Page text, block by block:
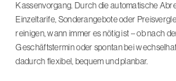
Kassenvorgang. Durch die automatische
Einzeltarife, Sonderangebote oder
reinigen, wann immer es nötig ist – ob nach
Geschäftstermin oder spontan bei
dadurch flexibel, bequem und planbar.